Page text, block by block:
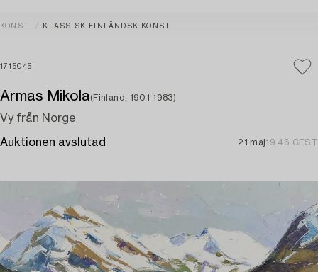
KONST KLASSISK FINLÄNDSK KONST
1715045
Armas Mikola(Finland, 1901-1983)
Vy från Norge
Auktionen avslutad 21 maj19:46 CEST